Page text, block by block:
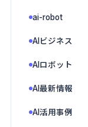
ai-robot
AIビジネス
AIロボット
AI最新情報
AI活用事例